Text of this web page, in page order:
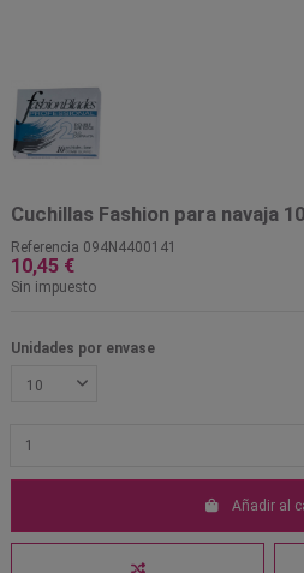
Cuchillas Fashion para navaja
Referencia 094N4400141
10,45 €
Sin impuesto
Unidades por envase
Añadir al